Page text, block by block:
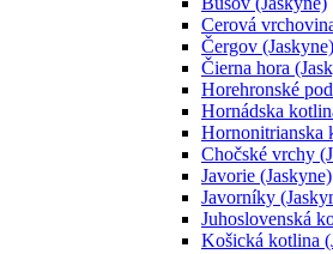
Cerová
Čergov (Jaskyne)
Čierna hora
Horehronské
Hornádska
Hornonitrianska
Chočské vrchy
Javorie (Jaskyne)
Javorníky
Juhoslovenská
Košická kotlina